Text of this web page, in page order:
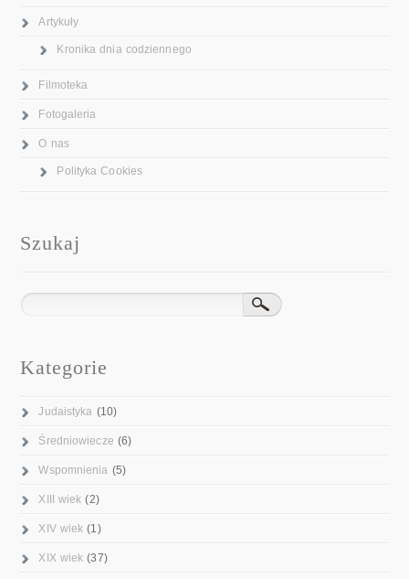
Artykuły
Kronika dnia codziennego
Filmoteka
Fotogaleria
O nas
Polityka Cookies
Szukaj
Kategorie
Judaistyka (10)
Średniowiecze (6)
Wspomnienia (5)
XIII wiek (2)
XIV wiek (1)
XIX wiek (37)